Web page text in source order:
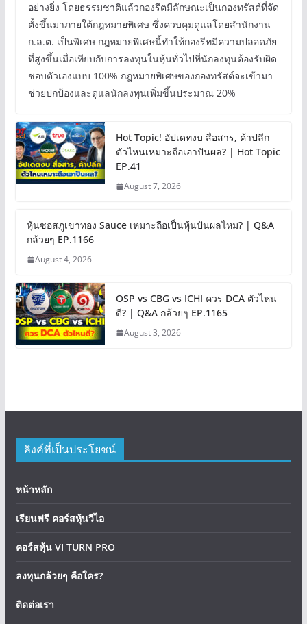
อย่างยิ่ง โดยธรรมชาติแล้วกองรีตมีลักษณะเป็นกองทรัสต์ที่จัด
ตั้งขึ้นมาภายใต้กฎหมายพิเศษ ซึ่งควบคุมดูแลโดยสำนักงาน
ก.ล.ต. เป็นพิเศษ กฎหมายพิเศษนี้ทำให้กองรีทมีความปลอดภัย
ที่สูงขึ้นเมื่อเทียบกับการลงทุนในหุ้นทั่วไปที่นักลงทุนต้องรับผิด
ชอบตัวเองแบบ 100% กฎหมายพิเศษของกองทรัสต์จะเข้ามา
ช่วยปกป้องและดูแลนักลงทุนเพิ่มขึ้นประมาณ 20%
Hot Topic! อัปเดทงบ สื่อสาร, ค้าปลีก
ตัวไหนเหมาะถือเอาปันผล? | Hot Topic
EP.41
August 7, 2026
หุ้นซอสภูเขาทอง Sauce เหมาะถือเป็นหุ้นปันผลไหม? | Q&A
กล้วยๆ EP.1166
August 4, 2026
OSP vs CBG vs ICHI ควร DCA ตัวไหน
ดี? | Q&A กล้วยๆ EP.1165
August 3, 2026
ลิงค์ที่เป็นประโยชน์
หน้าหลัก
เรียนฟรี คอร์สหุ้นวีไอ
คอร์สหุ้น VI TURN PRO
ลงทุนกล้วยๆ คือใคร?
ติดต่อเรา